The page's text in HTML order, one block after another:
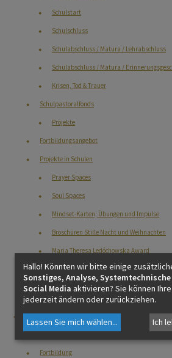
Schulstart
Schulschluss
Schulabschluss / Matura / Lehrabschluss
Schulabschluss / Matura /
Krisen, Tod & Trauer
Schulpastoralfonds
Projekte
Fortbildungsangebot
Projekte in Schulen
Prayer Spaces
Soul Spaces
Mindset-Karten; Übungen und Impulse
Broschüren Stille Nacht und Weihnachten
Maria Theresa Ledóchowska Award
Krisen, Tod und Trauer in der Schule
Kontakt
Kindergarten
Fortbildung
Hallo! Könnten wir bitte einige
Sonstiges, Analyse,
Social Media aktivieren? Sie können
jederzeit ändern oder zurückziehen.
Lassen Sie mich wählen... Ich